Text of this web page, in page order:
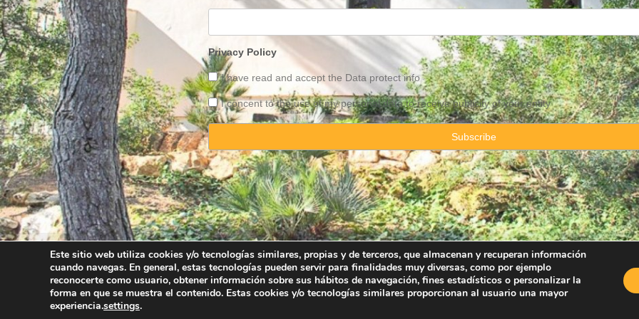
Privacy Policy
I have read and accept the Data protect info
I concent to the use of my personal data to receive publicity of your entity
Copyright © 2025 Property Consulting Spain By JadeVillas S.L. ·Legal advice Privacy
Este sitio web utiliza cookies y/o tecnologías similares, propias y de terceros, que almacenan y recuperan información
cuando navegas. En general, estas tecnologías pueden servir para finalidades muy diversas, como por ejemplo
reconocerte como usuario, obtener información sobre sus hábitos de navegación, fines estadísticos o personalizar la
forma en que se muestra el contenido. Estas cookies y/o tecnologías similares proporcionan al usuario una mayor
experiencia.settings.